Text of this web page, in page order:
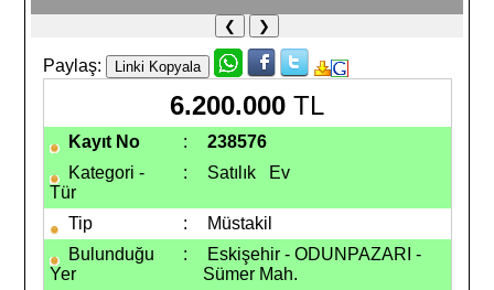
❮ ❯
Paylaş:
6.200.000 TL
Kayıt No :
238576
Kategori -
Tür
: Satılık Ev
Tip :
Müstakil
Bulunduğu
Yer
:
Eskişehir - ODUNPAZARI -
Sümer Mah.